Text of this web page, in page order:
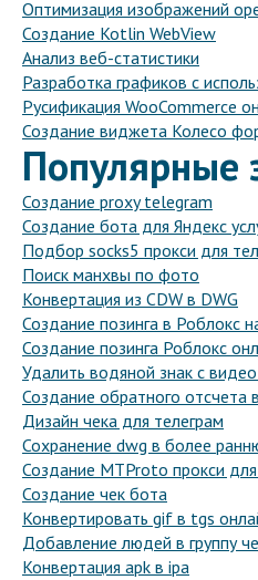
Оптимизация изображений
Создание Kotlin WebView
Анализ веб-статистики
Разработка графиков с
Русификация WooCommerce
Создание виджета Колесо
Популярные
Создание proxy telegram
Создание бота для Яндекс
Подбор socks5 прокси для
Поиск манхвы по фото
Конвертация из CDW в DWG
Создание позинга в Роблокс
Создание позинга Роблокс
Удалить водяной знак с
Создание обратного отсчета
Дизайн чека для телеграм
Сохранение dwg в более
Создание MTProto прокси
Создание чек бота
Конвертировать gif в tgs
Добавление людей в группу
Конвертация apk в ipa